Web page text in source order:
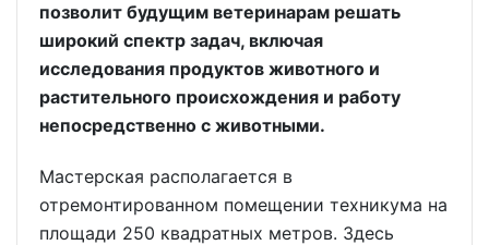
позволит будущим ветеринарам решать
широкий спектр задач, включая
исследования продуктов животного и
растительного происхождения и работу
непосредственно с животными.
Мастерская располагается в
отремонтированном помещении техникума на
площади 250 квадратных метров. Здесь